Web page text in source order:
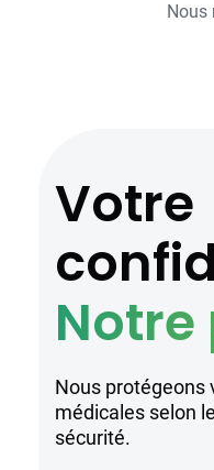
Nous
Votre
Nous protégeons
médicales selon
sécurité.